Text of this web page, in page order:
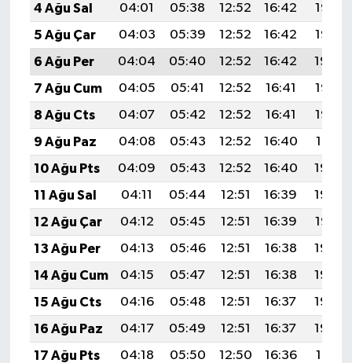
4 Ağu Sal
04:01 05:38 12:52 16:42
19:57
5 Ağu Çar
04:03 05:39 12:52 16:42
19:55
6 Ağu Per
04:04 05:40 12:52 16:42
19:54
7 Ağu Cum
04:05 05:41 12:52 16:41
19:53
8 Ağu Cts
04:07 05:42 12:52 16:41
19:52
9 Ağu Paz
04:08 05:43 12:52 16:40
19:51
10 Ağu Pts
04:09 05:43 12:52 16:40
19:50
11 Ağu Sal
04:11 05:44 12:51 16:39
19:49
12 Ağu Çar
04:12 05:45 12:51 16:39
19:47
13 Ağu Per
04:13 05:46 12:51 16:38
19:46
14 Ağu Cum
04:15 05:47 12:51 16:38
19:45
15 Ağu Cts
04:16 05:48 12:51 16:37
19:44
16 Ağu Paz
04:17 05:49 12:51 16:37
19:42
17 Ağu Pts
04:18 05:50 12:50 16:36
19:41